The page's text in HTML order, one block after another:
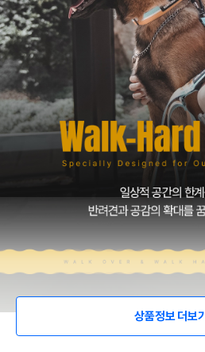
상품정보 더보기